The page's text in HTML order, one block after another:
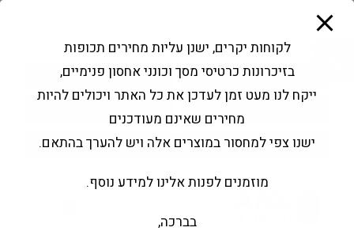
פתח סרגל נגישות
Products
search
החשבון שלי בקשה להצעה
לקוחות יקרים, ישנן עליות מחירים תכופות
בזיכרונות כרטיסי מסך וכונני אחסון פנימיים,
ייקח לנו מעט זמן לעדכן את כל האתר ויכולים להיות
מחירים שאינם מעודכנים
ישנו צפי למחסור במוצרים אלה ויש להערך בהתאם.
מוזמנים לפנות אלינו למידע נוסף.
בברכה,